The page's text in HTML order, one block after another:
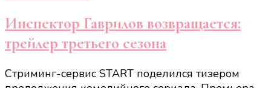
Инспектор Гаврилов возвращается:
трейлер третьего сезона
Стриминг-сервис START поделился тизером